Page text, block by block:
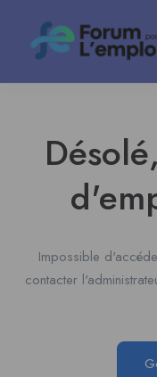
Impossible
contacter